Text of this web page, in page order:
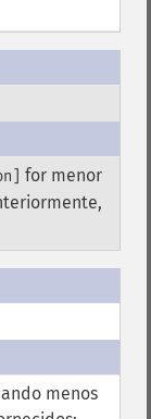
for menor
menos